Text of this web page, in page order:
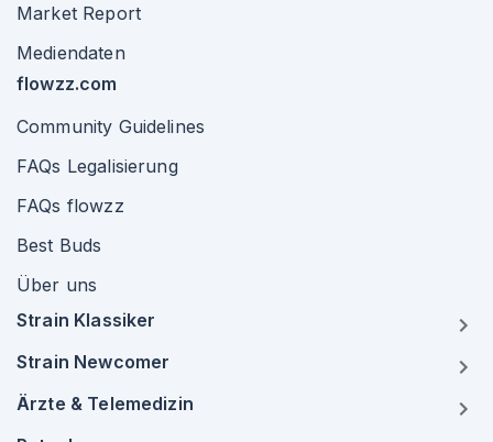
Market Report
Mediendaten
flowzz.com
Community Guidelines
FAQs Legalisierung
FAQs flowzz
Best Buds
Über uns
Strain Klassiker
Strain Newcomer
Ärzte & Telemedizin